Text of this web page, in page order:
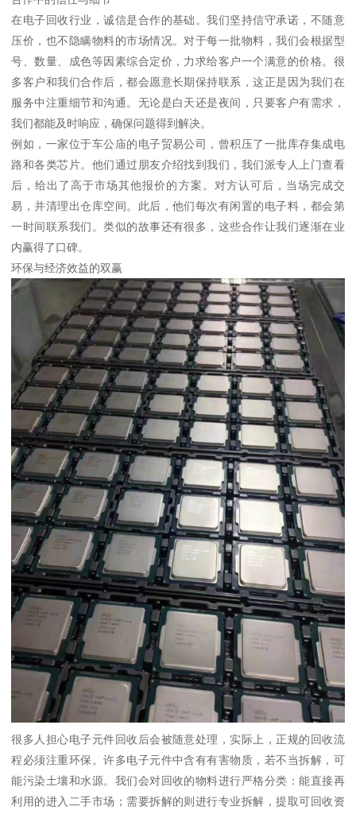
在电子回收行业，诚信是合作的基础。我们坚持信守承诺，不随意
压价，也不隐瞒物料的市场情况。对于每一批物料，我们会根据型
号、数量、成色等因素综合定价，力求给客户一个满意的价格。很
多客户和我们合作后，都会愿意长期保持联系，这正是因为我们在
服务中注重细节和沟通。无论是白天还是夜间，只要客户有需求，
我们都能及时响应，确保问题得到解决。
例如，一家位于车公庙的电子贸易公司，曾积压了一批库存集成电
路和各类芯片。他们通过朋友介绍找到我们，我们派专人上门查看
后，给出了高于市场其他报价的方案。对方认可后，当场完成交
易，并清理出仓库空间。此后，他们每次有闲置的电子料，都会第
一时间联系我们。类似的故事还有很多，这些合作让我们逐渐在业
内赢得了口碑。
环保与经济效益的双赢
很多人担心电子元件回收后会被随意处理，实际上，正规的回收流
程必须注重环保。许多电子元件中含有有害物质，若不当拆解，可
能污染土壤和水源。我们会对回收的物料进行严格分类：能直接再
利用的进入二手市场；需要拆解的则进行专业拆解，提取可回收资